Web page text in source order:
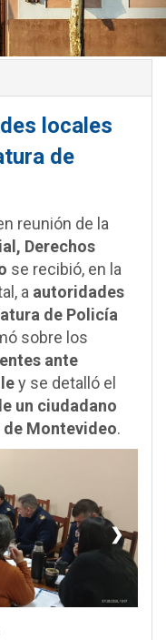
locales
de
reunión de la
Derechos
se recibió, en la
a autoridades
de Policía
sobre los
ante
y se detalló el
un ciudadano
Montevideo.
❯